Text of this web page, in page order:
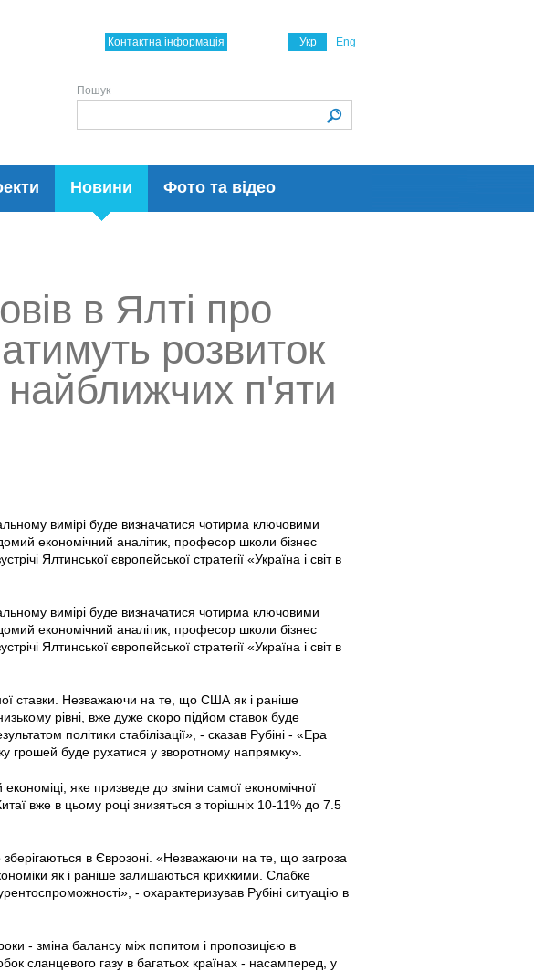
Новини Фото та відео
Укр Eng
Контактна інформація
Пошук
в Ялті про
розвиток
найближчих п'яти
вимірі буде визначатися чотирма ключовими
економічний аналітик, професор школи бізнес
Ялтинської європейської стратегії «Україна і світ в
вимірі буде визначатися чотирма ключовими
економічний аналітик, професор школи бізнес
Ялтинської європейської стратегії «Україна і світ в
ставки. Незважаючи на те, що США як і раніше
рівні, вже дуже скоро підйом ставок буде
політики стабілізації», - сказав Рубіні - «Ера
грошей буде рухатися у зворотному напрямку».
яке призведе до зміни самої економічної
вже в цьому році знизяться з торішніх 10-11% до 7.5
в Єврозоні. «Незважаючи на те, що загроза
як і раніше залишаються крихкими. Слабке
- охарактеризував Рубіні ситуацію в
- зміна балансу між попитом і пропозицією в
сланцевого газу в багатьох країнах - насамперед, у